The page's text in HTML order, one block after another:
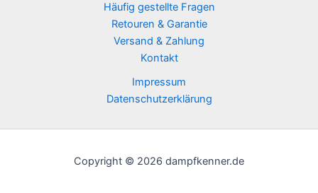
Häufig gestellte Fragen
Retouren & Garantie
Versand & Zahlung
Kontakt
Impressum
Datenschutzerklärung
Copyright © 2026 dampfkenner.de